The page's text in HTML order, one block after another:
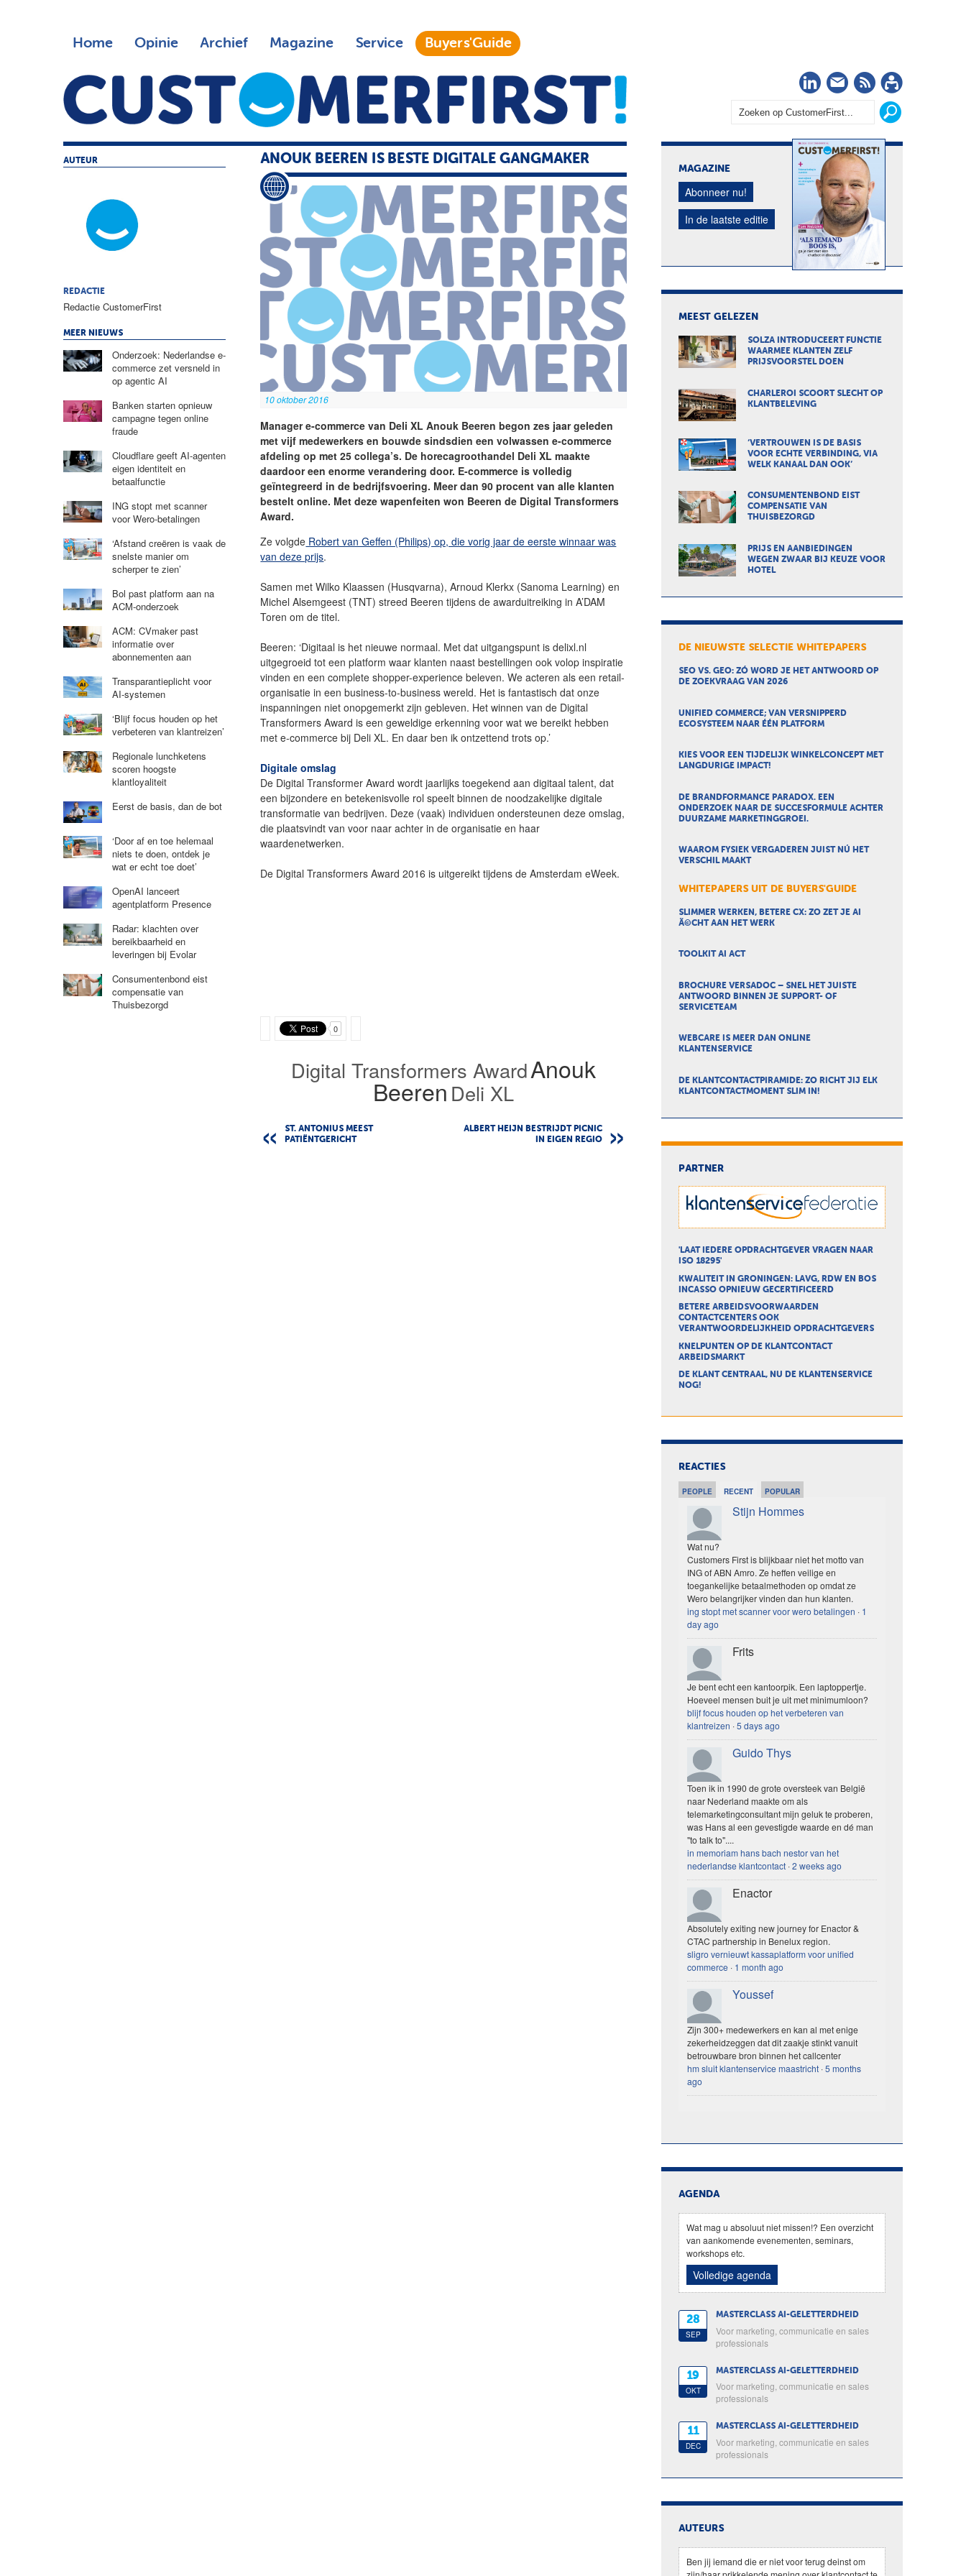
Home Opinie Archief Magazine Service Buyers'Guide
LinkedIn
Nieuwsbrief
RSS
ANOUK BEEREN IS BESTE DIGITALE GANGMAKER
10 oktober 2016
Manager e-commerce van Deli XL Anouk Beeren begon zes jaar geleden
met vijf medewerkers en bouwde sindsdien een volwassen e-commerce
afdeling op met 25 collega’s. De horecagroothandel Deli XL maakte
daardoor een enorme verandering door. E-commerce is volledig
geïntegreerd in de bedrijfsvoering. Meer dan 90 procent van alle klanten
bestelt online. Met deze wapenfeiten won Beeren de Digital Transformers
Award.
Ze volgde Robert van Geffen (Philips) op, die vorig jaar de eerste winnaar was
van deze prijs.
Samen met Wilko Klaassen (Husqvarna), Arnoud Klerkx (Sanoma Learning) en
Michel Alsemgeest (TNT) streed Beeren tijdens de awarduitreiking in A’DAM
Toren om de titel.
Beeren: ‘Digitaal is het nieuwe normaal. Met dat uitgangspunt is delixl.nl
uitgegroeid tot een platform waar klanten naast bestellingen ook volop inspiratie
vinden en een complete shopper-experience beleven. We acteren als een retail-
organisatie in een business-to-business wereld. Het is fantastisch dat onze
inspanningen niet onopgemerkt zijn gebleven. Het winnen van de Digital
Transformers Award is een geweldige erkenning voor wat we bereikt hebben
met e-commerce bij Deli XL. En daar ben ik ontzettend trots op.’
Digitale omslag
De Digital Transformer Award wordt jaarlijks toegekend aan digitaal talent, dat
een bijzondere en betekenisvolle rol speelt binnen de noodzakelijke digitale
transformatie van bedrijven. Deze (vaak) individuen ondersteunen deze omslag,
die plaatsvindt van voor naar achter in de organisatie en haar
waardenetwerken.
De Digital Transformers Award 2016 is uitgereikt tijdens de Amsterdam eWeek.
0
Digital Transformers AwardAnouk
Beeren Deli XL
ST. ANTONIUS MEEST
PATIËNTGERICHT
ALBERT HEIJN BESTRIJDT PICNIC
IN EIGEN REGIO
AUTEUR
REDACTIE
Redactie CustomerFirst
MEER NIEUWS
Onderzoek: Nederlandse e-
commerce zet versneld in
op agentic AI
Banken starten opnieuw
campagne tegen online
fraude
Cloudflare geeft AI-agenten
eigen identiteit en
betaalfunctie
ING stopt met scanner
voor Wero-betalingen
‘Afstand creëren is vaak de
snelste manier om
scherper te zien’
Bol past platform aan na
ACM-onderzoek
ACM: CVmaker past
informatie over
abonnementen aan
Transparantieplicht voor
AI-systemen
‘Blijf focus houden op het
verbeteren van klantreizen’
Regionale lunchketens
scoren hoogste
klantloyaliteit
Eerst de basis, dan de bot
‘Door af en toe helemaal
niets te doen, ontdek je
wat er echt toe doet’
OpenAI lanceert
agentplatform Presence
Radar: klachten over
bereikbaarheid en
leveringen bij Evolar
Consumentenbond eist
compensatie van
Thuisbezorgd
MAGAZINE
Abonneer nu!
In de laatste editie
MEEST GELEZEN
SOLZA INTRODUCEERT FUNCTIE
WAARMEE KLANTEN ZELF
PRIJSVOORSTEL DOEN
CHARLEROI SCOORT SLECHT OP
KLANTBELEVING
‘VERTROUWEN IS DE BASIS
VOOR ECHTE VERBINDING, VIA
WELK KANAAL DAN OOK’
CONSUMENTENBOND EIST
COMPENSATIE VAN
THUISBEZORGD
PRIJS EN AANBIEDINGEN
WEGEN ZWAAR BIJ KEUZE VOOR
HOTEL
DE NIEUWSTE SELECTIE WHITEPAPERS
SEO VS. GEO: ZÓ WORD JE HET ANTWOORD OP
DE ZOEKVRAAG VAN 2026
UNIFIED COMMERCE; VAN VERSNIPPERD
ECOSYSTEEM NAAR ÉÉN PLATFORM
KIES VOOR EEN TIJDELIJK WINKELCONCEPT MET
LANGDURIGE IMPACT!
DE BRANDFORMANCE PARADOX. EEN
ONDERZOEK NAAR DE SUCCESFORMULE ACHTER
DUURZAME MARKETINGGROEI.
WAAROM FYSIEK VERGADEREN JUIST NÚ HET
VERSCHIL MAAKT
WHITEPAPERS UIT DE BUYERS'GUIDE
SLIMMER WERKEN, BETERE CX: ZO ZET JE AI
Ã©CHT AAN HET WERK
TOOLKIT AI ACT
BROCHURE VERSADOC – SNEL HET JUISTE
ANTWOORD BINNEN JE SUPPORT- OF
SERVICETEAM
WEBCARE IS MEER DAN ONLINE
KLANTENSERVICE
DE KLANTCONTACTPIRAMIDE: ZO RICHT JIJ ELK
KLANTCONTACTMOMENT SLIM IN!
PARTNER
'LAAT IEDERE OPDRACHTGEVER VRAGEN NAAR
ISO 18295'
KWALITEIT IN GRONINGEN: LAVG, RDW EN BOS
INCASSO OPNIEUW GECERTIFICEERD
BETERE ARBEIDSVOORWAARDEN
CONTACTCENTERS OOK
VERANTWOORDELIJKHEID OPDRACHTGEVERS
KNELPUNTEN OP DE KLANTCONTACT
ARBEIDSMARKT
DE KLANT CENTRAAL, NU DE KLANTENSERVICE
NOG!
REACTIES
PEOPLE RECENT POPULAR
Stijn Hommes
Wat nu?
Customers First is blijkbaar niet het motto van
ING of ABN Amro. Ze heffen veilige en
toegankelijke betaalmethoden op omdat ze
Wero belangrijker vinden dan hun klanten.
ing stopt met scanner voor wero betalingen · 1
day ago
Frits
Je bent echt een kantoorpik. Een laptoppertje.
Hoeveel mensen buit je uit met minimumloon?
blijf focus houden op het verbeteren van
klantreizen ·5 days ago
Guido Thys
Toen ik in 1990 de grote oversteek van België
naar Nederland maakte om als
telemarketingconsultant mijn geluk te proberen,
was Hans al een gevestigde waarde en dé man
"to talk to"....
in memoriam hans bach nestor van het
nederlandse klantcontact ·2 weeks ago
Enactor
Absolutely exiting new journey for Enactor &
CTAC partnership in Benelux region.
sligro vernieuwt kassaplatform voor unified
commerce · 1 month ago
Youssef
Zijn 300+ medewerkers en kan al met enige
zekerheidzeggen dat dit zaakje stinkt vanuit
betrouwbare bron binnen het callcenter
hm sluit klantenservice maastricht ·5 months
ago
AGENDA
Wat mag u absoluut niet missen!? Een overzicht
van aankomende evenementen, seminars,
workshops etc.
Volledige agenda
28
SEP
MASTERCLASS AI-GELETTERDHEID
Voor marketing, communicatie en sales
professionals
19
OKT
MASTERCLASS AI-GELETTERDHEID
Voor marketing, communicatie en sales
professionals
11
DEC
MASTERCLASS AI-GELETTERDHEID
Voor marketing, communicatie en sales
professionals
AUTEURS
Ben jij iemand die er niet voor terug deinst om